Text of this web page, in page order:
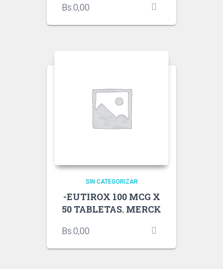
Bs. 0,00
SIN CATEGORIZAR
-EUTIROX 100 MCG X
50 TABLETAS. MERCK
Bs. 0,00